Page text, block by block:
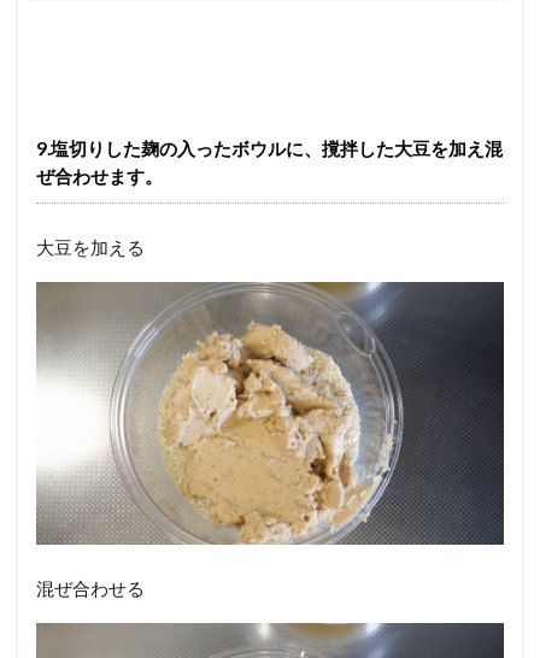
9.塩切りした麹の入ったボウルに、撹拌した大豆を加え混
ぜ合わせます。
大豆を加える
混ぜ合わせる